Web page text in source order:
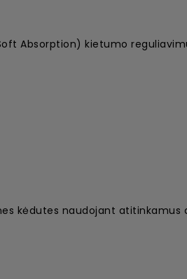
Absorption) kietumo
kėdutes naudojant atitinkamus